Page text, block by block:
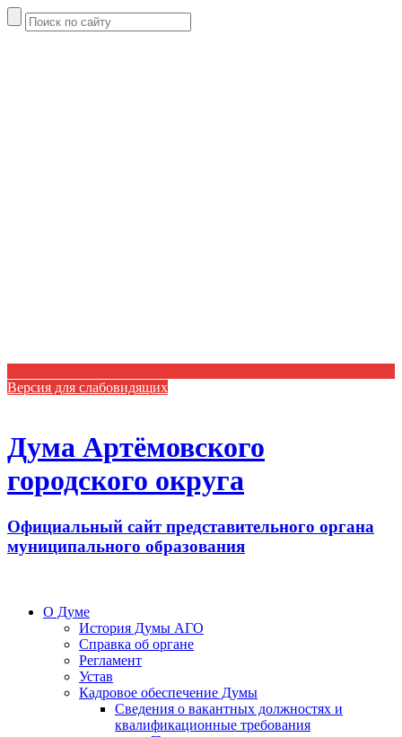
Версия для слабовидящих
Дума Артёмовского
городского округа
Официальный сайт представительного органа
муниципального образования
О Думе
История Думы АГО
Справка об органе
Регламент
Устав
Кадровое обеспечение Думы
Сведения о вакантных должностях и
квалификационные требования